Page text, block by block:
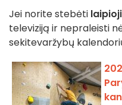
Jei norite stebėti
televiziją ir nepraleisti
sekitevaržybų